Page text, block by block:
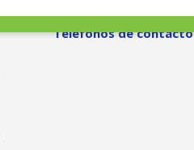
Teléfonos de contacto